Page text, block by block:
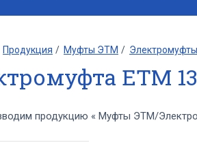
Продукция Муфты ЭТМ Электромуфты
ЕТМ
продукцию « Муфты ЭТМ/